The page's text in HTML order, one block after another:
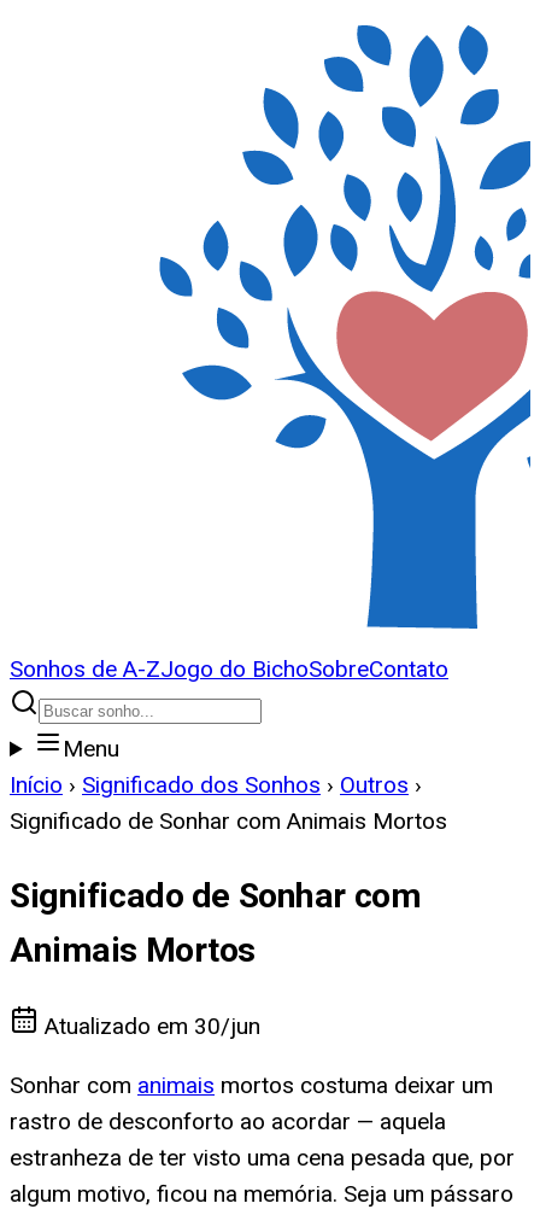
Sonhos de A-ZJogo do BichoSobreContato
Menu
Início › Significado dos Sonhos › Outros ›
Significado de Sonhar com Animais Mortos
Significado de Sonhar com
Animais Mortos
Atualizado em 30/jun
Sonhar com animais mortos costuma deixar um
rastro de desconforto ao acordar — aquela
estranheza de ter visto uma cena pesada que, por
algum motivo, ficou na memória. Seja um pássaro